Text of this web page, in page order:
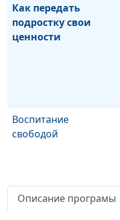
Как передать
подростку свои
ценности
Воспитание
свободой
Описание програмы